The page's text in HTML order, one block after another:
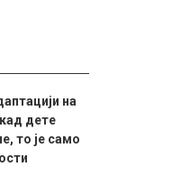
на
дете
то је само